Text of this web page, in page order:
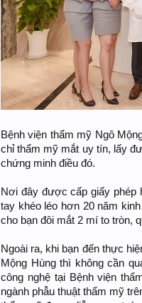
Bệnh viện thẩm mỹ Ngô
chỉ thẩm mỹ mắt uy tín, lấy
chứng minh điều đó.
Nơi đây được cấp giấy phép
tay khéo léo hơn 20 năm
cho bạn đôi mắt 2 mí to tròn,
Ngoài ra, khi bạn đến thực
Mộng Hùng thì không cần
công nghệ tại Bệnh viện
ngành phẫu thuật thẩm mỹ